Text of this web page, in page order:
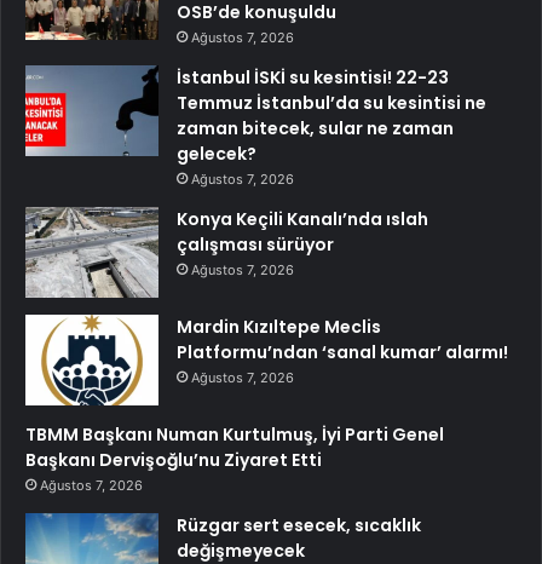
OSB’de konuşuldu
Ağustos 7, 2026
İstanbul İSKİ su kesintisi! 22-23
Temmuz İstanbul’da su kesintisi ne
zaman bitecek, sular ne zaman
gelecek?
Ağustos 7, 2026
Konya Keçili Kanalı’nda ıslah
çalışması sürüyor
Ağustos 7, 2026
Mardin Kızıltepe Meclis
Platformu’ndan ‘sanal kumar’ alarmı!
Ağustos 7, 2026
TBMM Başkanı Numan Kurtulmuş, İyi Parti Genel
Başkanı Dervişoğlu’nu Ziyaret Etti
Ağustos 7, 2026
Rüzgar sert esecek, sıcaklık
değişmeyecek